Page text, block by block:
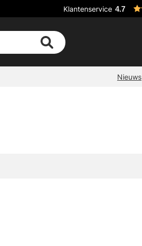
Klantenservice 4.7
Nieuws